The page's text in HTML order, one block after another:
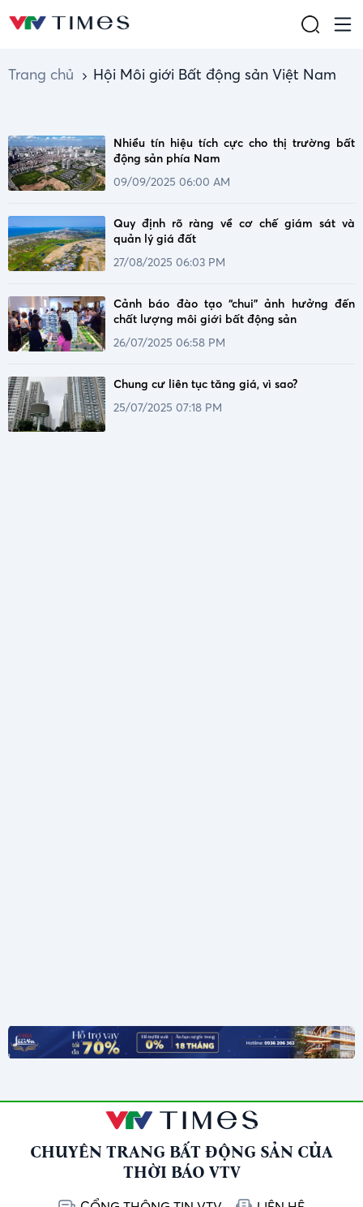
Trang chủ Hội Môi giới Bất động sản Việt Nam
Nhiều tín hiệu tích cực cho thị trường bất
động sản phía Nam
09/09/2025 06:00 AM
Quy định rõ ràng về cơ chế giám sát và
quản lý giá đất
27/08/2025 06:03 PM
Cảnh báo đào tạo “chui” ảnh hưởng đến
chất lượng môi giới bất động sản
26/07/2025 06:58 PM
Chung cư liên tục tăng giá, vì sao?
25/07/2025 07:18 PM
CHUYÊN TRANG BẤT ĐỘNG SẢN CỦA
THỜI BÁO VTV